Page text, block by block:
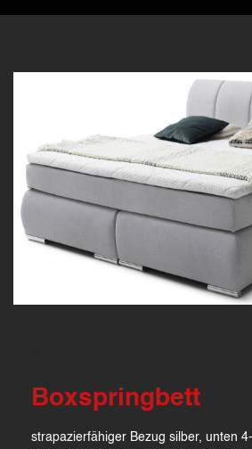
Boxspringbett
strapazierfähiger Bezug silber, unten